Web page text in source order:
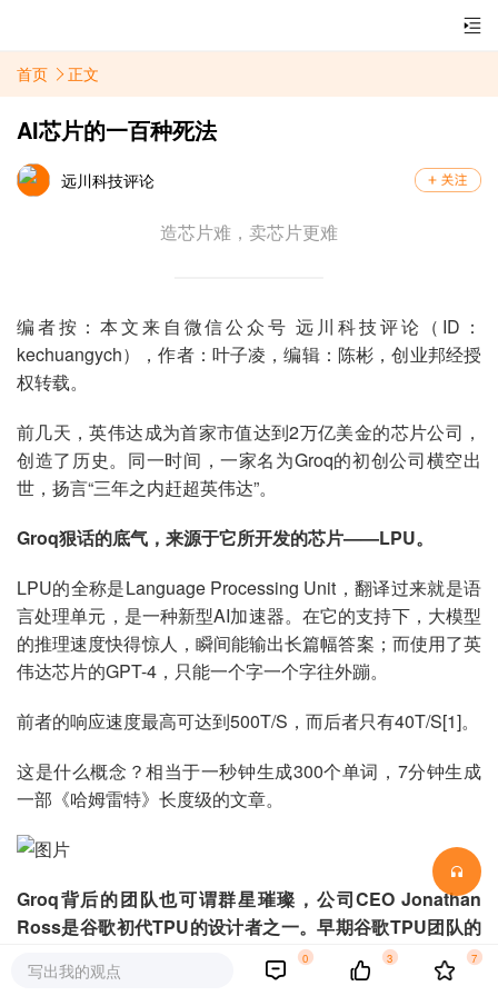
首页 正文
AI芯片的一百种死法
远川科技评论
造芯片难，卖芯片更难
编者按：本文来自微信公众号 远川科技评论（ID：
kechuangych），作者：叶子凌，编辑：陈彬，创业邦经授
权转载。
前几天，英伟达成为首家市值达到2万亿美金的芯片公司，
创造了历史。同一时间，一家名为Groq的初创公司横空出
世，扬言“三年之内赶超英伟达”。
Groq狠话的底气，来源于它所开发的芯片——LPU。
LPU的全称是Language Processing Unit，翻译过来就是语
言处理单元，是一种新型AI加速器。在它的支持下，大模型
的推理速度快得惊人，瞬间能输出长篇幅答案；而使用了英
伟达芯片的GPT-4，只能一个字一个字往外蹦。
前者的响应速度最高可达到500T/S，而后者只有40T/S[1]。
这是什么概念？相当于一秒钟生成300个单词，7分钟生成
一部《哈姆雷特》长度级的文章。
Groq背后的团队也可谓群星璀璨 ，公司CEO Jonathan
Ross是谷歌初代TPU的设计者之一。早期谷歌TPU团队的
了Groq。
写出我的观点
0 3 7